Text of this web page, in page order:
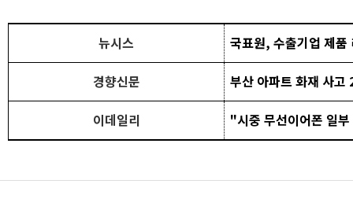
뉴시스 국표원, 수출기업 제품
경향신문 부산 아파트 화재 사고
이데일리 "시중 무선이어폰 일